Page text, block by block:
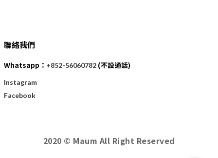
聯絡我們
Whatsapp： +852-56060782 (不設通話)
Instagram
Facebook
2020 © Maum All Right Reserved